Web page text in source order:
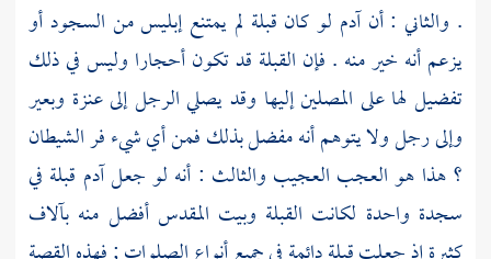
. والثاني : أنآدم لو كان قبلة لم يمتنع إبليس من السجود أو
يزعم أنه خير منه . فإن القبلة قد تكون أحجارا وليس في ذلك
تفضيل لها على المصلين إليها وقد يصلي الرجل إلى عنزة وبعير
وإلى رجل ولا يتوهم أنه مفضل بذلك فمن أي شيء فر الشيطان
؟ هذا هو العجب العجيب والثالث : أنه لو جعلآدم قبلة في
سجدة واحدة لكانت القبلة وبيت المقدس أفضل منه بآلاف